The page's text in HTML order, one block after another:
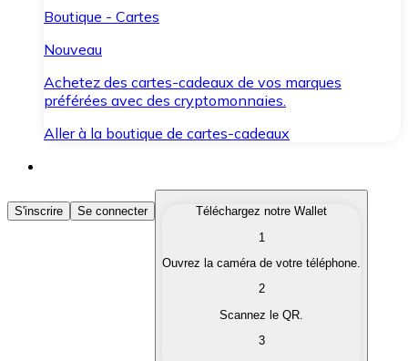
Boutique - Cartes
Nouveau
Achetez des cartes-cadeaux de vos marques
préférées avec des cryptomonnaies.
Aller à la boutique de cartes-cadeaux
Acheter des Cryptomonnaies
Achetez les cryptomonnaies qui vous intéressent
Convertissez vos cryptomonnaies en monnaie
S'inscrire Se connecter
Téléchargez notre Wallet
1
Ouvrez la caméra de votre téléphone.
2
Scannez le QR.
3